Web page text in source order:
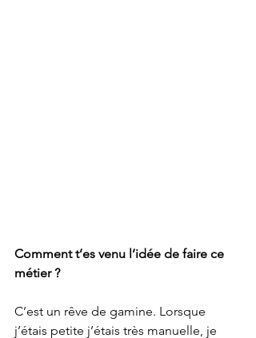
Comment t’es venu l’idée de faire ce
métier ?
C’est un rêve de gamine. Lorsque
j’étais petite j’étais très manuelle, je